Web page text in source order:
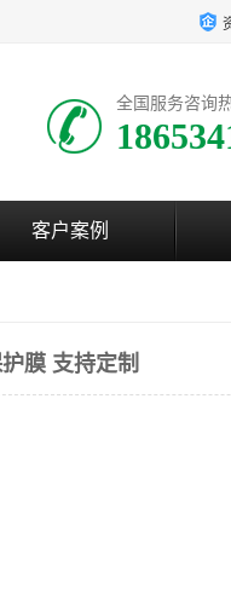
全国服务咨询
客户案例
膜 支持定制